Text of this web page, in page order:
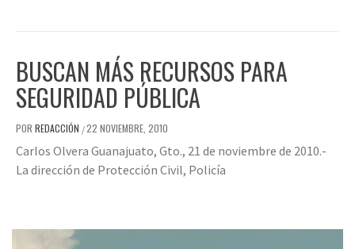
BUSCAN MÁS RECURSOS PARA
SEGURIDAD PÚBLICA
POR REDACCIÓN /22 NOVIEMBRE, 2010
Carlos Olvera Guanajuato, Gto., 21 de noviembre de 2010.-
La dirección de Protección Civil, Policía